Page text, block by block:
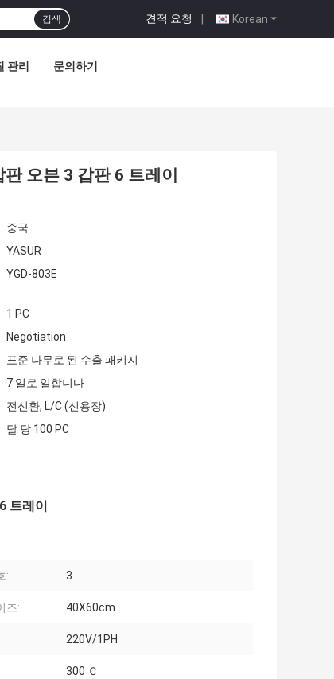
Korean
견적 요청 |
검색
관리 문의하기
오븐 3 갑판 6 트레이
중국
YASUR
YGD-803E
1 PC
Negotiation
표준 나무로 된 수출 패키지
7 일로 일합니다
전신환, L/C (신용장)
달 당 100 PC
트레이
: 3
즈: 40X60cm
220V/1PH
300 Ｃ